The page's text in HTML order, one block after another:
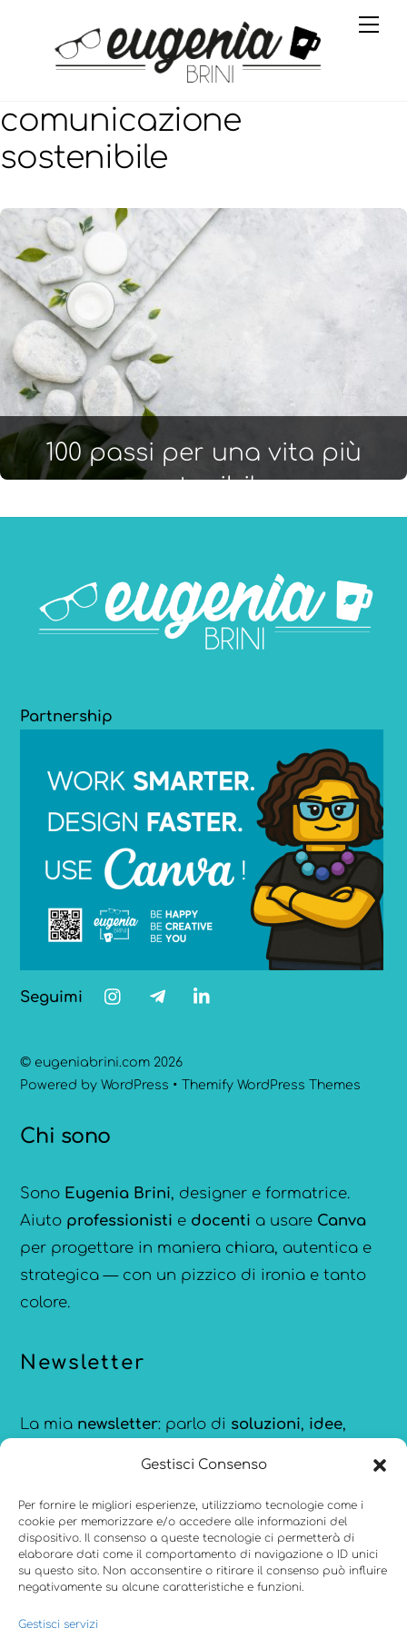
Gestisci Consenso
Per fornire le migliori esperienze, utilizziamo tecnologie come i
cookie per memorizzare e/o accedere alle informazioni del
dispositivo. Il consenso a queste tecnologie ci permetterà di
elaborare dati come il comportamento di navigazione o ID unici
su questo sito. Non acconsentire o ritirare il consenso può influire
negativamente su alcune caratteristiche e funzioni.
Gestisci servizi
content
comunicazione
sostenibile
100 passi per una vita più
sostenibile
Partnership
Seguimi
© eugeniabrini.com 2026
Powered byWordPress • Themify WordPress Themes
Chi sono
Sono Eugenia Brini, designer e formatrice.
Aiuto professionisti e docenti a usare Canva
per progettare in maniera chiara, autentica e
strategica — con un pizzico di ironia e tanto
colore.
Newsletter
La mia newsletter: parlo di soluzioni, idee,
aggiornata sulle novità diCanva.
Menu